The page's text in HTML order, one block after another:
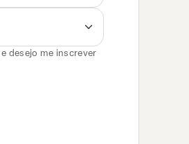
e desejo me inscrever